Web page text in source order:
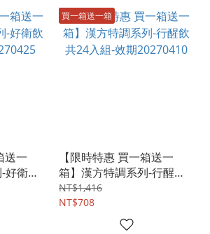
送一
好衛飲
買一箱送一箱
【限時特惠 買一箱送一
箱】漢方特調系列-行醒飲
共24入組-效期20270410
NT$1,416
NT$708